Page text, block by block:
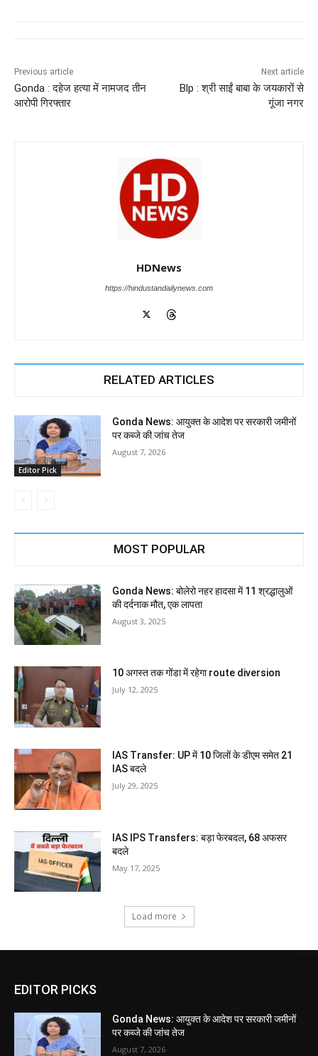
o
o
p
p
n
m
Previous article
Gonda : दहेज हत्या में नामजद तीन
आरोपी गिरफ्तार
Next article
Blp : श्री साईं बाबा के जयकारों से
गूंजा नगर
HDNews
https://hindustandailynews.com
RELATED ARTICLES
Editor Pick
Gonda News: आयुक्त के आदेश पर सरकारी जमीनों
पर कब्जे की जांच तेज
August 7, 2026
MOST POPULAR
Gonda News: बोलेरो नहर हादसा में 11 श्रद्धालुओं
की दर्दनाक मौत, एक लापता
August 3, 2025
10 अगस्त तक गोंडा में रहेगा route diversion
July 12, 2025
IAS Transfer: UP में 10 जिलों के डीएम समेत 21
IAS बदले
July 29, 2025
IAS IPS Transfers: बड़ा फेरबदल, 68 अफसर
बदले
May 17, 2025
Load more
EDITOR PICKS
Gonda News: आयुक्त के आदेश पर सरकारी जमीनों
पर कब्जे की जांच तेज
August 7, 2026